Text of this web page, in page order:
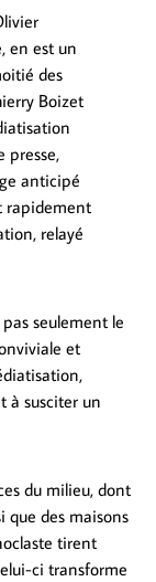
en est un
des
Boizet
presse,
anticipé
rapidement
relayé
seulement le
et
à susciter un
du milieu, dont
que des maisons
tirent
ci transforme